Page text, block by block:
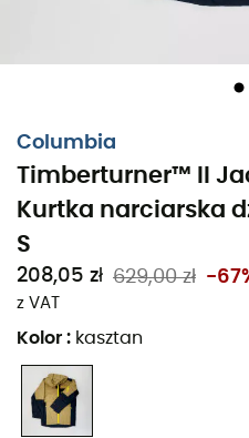
Columbia
Timberturner™ II
Kurtka narciarska
S
208,05 zł 629,00 zł -
z VAT
Kolor : kasztan